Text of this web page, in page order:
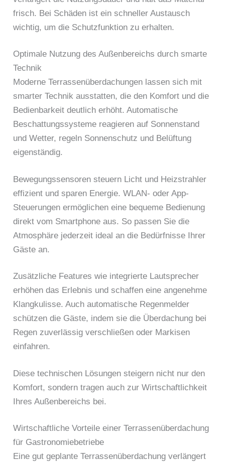
frisch. Bei Schäden ist ein schneller Austausch
wichtig, um die Schutzfunktion zu erhalten.
Optimale Nutzung des Außenbereichs durch smarte
Technik
Moderne Terrassenüberdachungen lassen sich mit
smarter Technik ausstatten, die den Komfort und die
Bedienbarkeit deutlich erhöht. Automatische
Beschattungssysteme reagieren auf Sonnenstand
und Wetter, regeln Sonnenschutz und Belüftung
eigenständig.
Bewegungssensoren steuern Licht und Heizstrahler
effizient und sparen Energie. WLAN- oder App-
Steuerungen ermöglichen eine bequeme Bedienung
direkt vom Smartphone aus. So passen Sie die
Atmosphäre jederzeit ideal an die Bedürfnisse Ihrer
Gäste an.
Zusätzliche Features wie integrierte Lautsprecher
erhöhen das Erlebnis und schaffen eine angenehme
Klangkulisse. Auch automatische Regenmelder
schützen die Gäste, indem sie die Überdachung bei
Regen zuverlässig verschließen oder Markisen
einfahren.
Diese technischen Lösungen steigern nicht nur den
Komfort, sondern tragen auch zur Wirtschaftlichkeit
Ihres Außenbereichs bei.
Wirtschaftliche Vorteile einer Terrassenüberdachung
für Gastronomiebetriebe
Eine gut geplante Terrassenüberdachung verlängert